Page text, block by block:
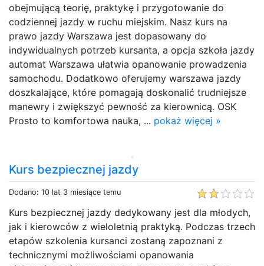
obejmującą teorię, praktykę i przygotowanie do
codziennej jazdy w ruchu miejskim. Nasz kurs na
prawo jazdy Warszawa jest dopasowany do
indywidualnych potrzeb kursanta, a opcja szkoła jazdy
automat Warszawa ułatwia opanowanie prowadzenia
samochodu. Dodatkowo oferujemy warszawa jazdy
doszkalające, które pomagają doskonalić trudniejsze
manewry i zwiększyć pewność za kierownicą. OSK
Prosto to komfortowa nauka, ... pokaż więcej »
Kurs bezpiecznej jazdy
Dodano: 10 lat 3 miesiące temu
Kurs bezpiecznej jazdy dedykowany jest dla młodych,
jak i kierowców z wieloletnią praktyką. Podczas trzech
etapów szkolenia kursanci zostaną zapoznani z
technicznymi możliwościami opanowania